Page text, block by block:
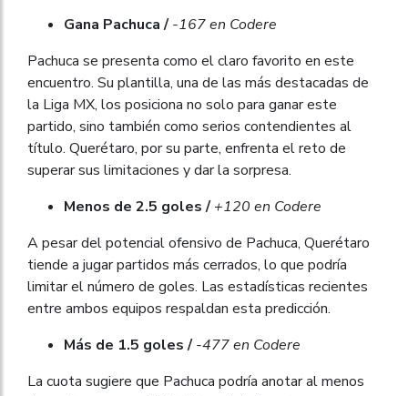
Gana Pachuca /-167 en Codere
Pachuca se presenta como el claro favorito en este
encuentro. Su plantilla, una de las más destacadas de
la Liga MX, los posiciona no solo para ganar este
partido, sino también como serios contendientes al
título. Querétaro, por su parte, enfrenta el reto de
superar sus limitaciones y dar la sorpresa.
Menos de 2.5 goles /+120 en Codere
A pesar del potencial ofensivo de Pachuca, Querétaro
tiende a jugar partidos más cerrados, lo que podría
limitar el número de goles. Las estadísticas recientes
entre ambos equipos respaldan esta predicción.
Más de 1.5 goles /-477 en Codere
La cuota sugiere que Pachuca podría anotar al menos